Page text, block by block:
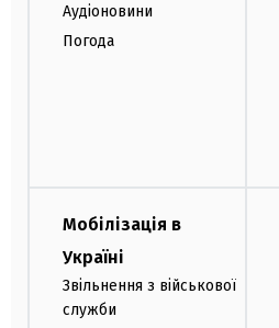
Аудіоновини
Погода
Мобілізація в
Україні
Звільнення з військової
служби